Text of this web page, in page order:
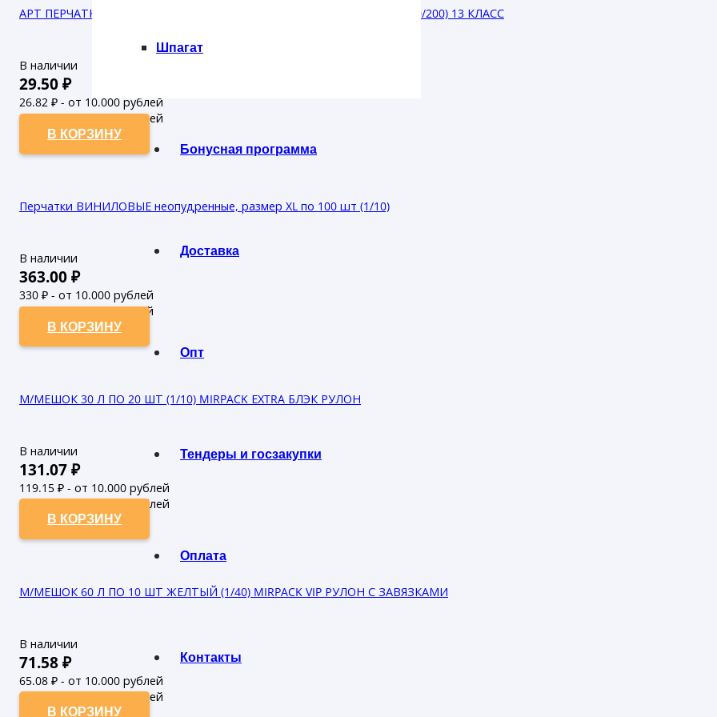
Шпагат
Бонусная программа
Доставка
Опт
Тендеры и госзакупки
Оплата
Контакты
АРТ ПЕРЧАТКИ Х/Б С ДВОЙНЫМ ЛАТЕКСНЫМ НАПЫЛЕНИЕМ ЛЮКС (10/200) 13 КЛАСС
В наличии
29.50₽
26.82 ₽ - от 10.000 рублей
24.38₽ - от 50.000 рублей
В КОРЗИНУ
Перчатки ВИНИЛОВЫЕ неопудренные, размер XL по 100 шт (1/10)
В наличии
363.00₽
330 ₽ - от 10.000 рублей
300₽ - от 50.000 рублей
В КОРЗИНУ
М/МЕШОК 30 Л ПО 20 ШТ (1/10) MIRPACK ЕХTRA БЛЭК РУЛОН
В наличии
131.07₽
119.15 ₽ - от 10.000 рублей
108.32₽ - от 50.000 рублей
В КОРЗИНУ
М/МЕШОК 60 Л ПО 10 ШТ ЖЕЛТЫЙ (1/40) MIRPACK VIP РУЛОН С ЗАВЯЗКАМИ
В наличии
71.58₽
65.08 ₽ - от 10.000 рублей
59.16₽ - от 50.000 рублей
В КОРЗИНУ